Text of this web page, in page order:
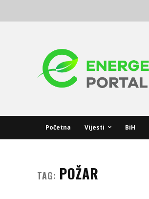
Početna Vijesti BiH
TAG: POŽAR